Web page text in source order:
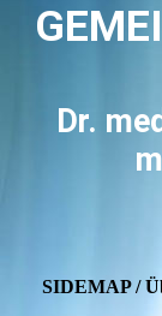
Dr.
SIDEMAP /